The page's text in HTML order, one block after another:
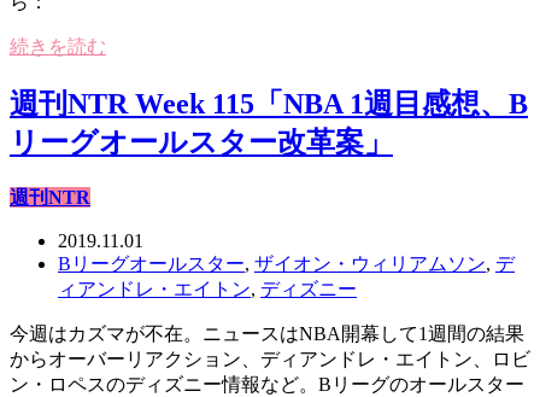
続きを読む
週刊NTR Week 115「NBA 1週目感想、B
リーグオールスター改革案」
週刊NTR
2019.11.01
Bリーグオールスター, ザイオン・ウィリアムソン, デ
ィアンドレ・エイトン, ディズニー
今週はカズマが不在。ニュースはNBA開幕して1週間の結果
からオーバーリアクション、ディアンドレ・エイトン、ロビ
ン・ロペスのディズニー情報など。Bリーグのオールスター